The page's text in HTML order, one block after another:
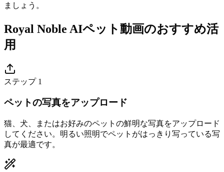
ましょう。
Royal Noble AIペット動画のおすすめ活
用
ステップ 1
ペットの写真をアップロード
猫、犬、またはお好みのペットの鮮明な写真をアップロード
してください。明るい照明でペットがはっきり写っている写
真が最適です。